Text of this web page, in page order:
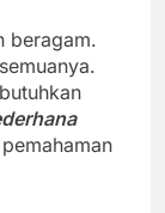
beragam.